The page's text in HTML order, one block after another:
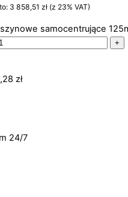
3 858,51 zł (z 23% VAT)
samocentrujące
+
zł
24/7